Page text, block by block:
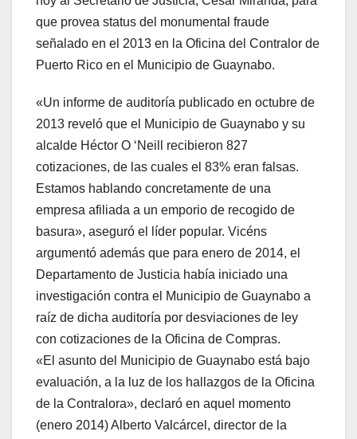
que provea status del monumental fraude
señalado en el 2013 en la Oficina del Contralor de
Puerto Rico en el Municipio de Guaynabo.
«Un informe de auditoría publicado en octubre de
2013 reveló que el Municipio de Guaynabo y su
alcalde Héctor O ‘Neill recibieron 827
cotizaciones, de las cuales el 83% eran falsas.
Estamos hablando concretamente de una
empresa afiliada a un emporio de recogido de
basura», aseguró el líder popular. Vicéns
argumentó además que para enero de 2014, el
Departamento de Justicia había iniciado una
investigación contra el Municipio de Guaynabo a
raíz de dicha auditoría por desviaciones de ley
con cotizaciones de la Oficina de Compras.
«El asunto del Municipio de Guaynabo está bajo
evaluación, a la luz de los hallazgos de la Oficina
de la Contralora», declaró en aquel momento
(enero 2014) Alberto Valcárcel, director de la